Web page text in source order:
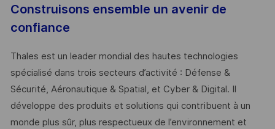
Construisons ensemble un avenir de
confiance
Thales est un leader mondial des hautes technologies
spécialisé dans trois secteurs d’activité : Défense &
Sécurité, Aéronautique & Spatial, et Cyber & Digital. Il
développe des produits et solutions qui contribuent à un
monde plus sûr, plus respectueux de l’environnement et